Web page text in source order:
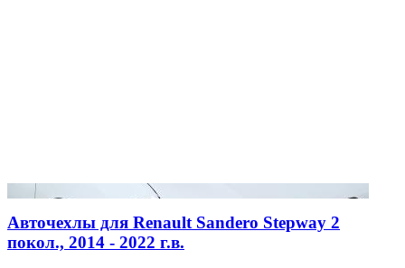
Авточехлы для Renault Sandero Stepway 2
покол., 2014 - 2022 г.в.